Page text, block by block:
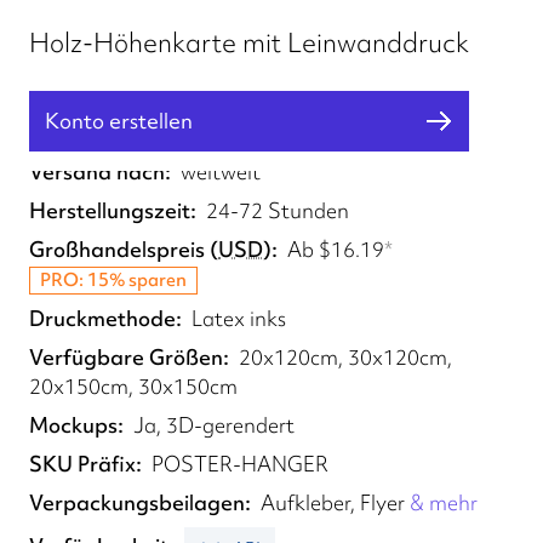
Holz-Höhenkarte mit Leinwanddruck
Konto erstellen
Erfüllt von
UK, EU, US
Versand nach
weltweit
Herstellungszeit
24-72 Stunden
Großhandelspreis (USD) Ab $16.19*
PRO: 15% sparen
Druckmethode
Latex inks
Verfügbare Größen
20x120cm, 30x120cm,
20x150cm, 30x150cm
Mockups Ja, 3D-gerendert
SKU Präfix
POSTER-HANGER
Verpackungsbeilagen
Aufkleber, Flyer & mehr